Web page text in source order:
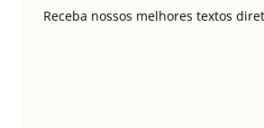
Receba nossos melhores textos